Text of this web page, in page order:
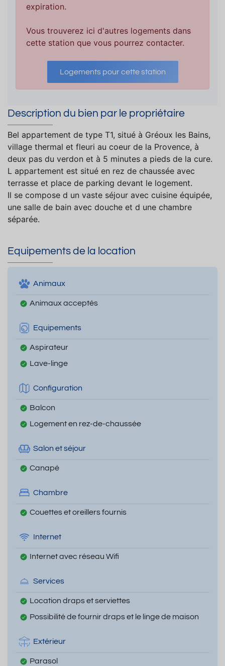
expiration.
Vous trouverez ici d'autres logements dans
cette station que vous pourrez contacter.
Logements pour cette station
Description du bien par le propriétaire
Bel appartement de type T1, situé à Gréoux les Bains,
village thermal et fleuri au coeur de la Provence, à
deux pas du verdon et à 5 minutes a pieds de la cure.
L appartement est situé en rez de chaussée avec
terrasse et place de parking devant le logement.
Il se compose d un vaste séjour avec cuisine équipée,
une salle de bain avec douche et d une chambre
séparée.
Equipements de la location
Animaux
Animaux acceptés
Equipements
Aspirateur
Lave-linge
Configuration
Balcon
Logement en rez-de-chaussée
Salon et séjour
Canapé
Chambre
Couettes et oreillers fournis
Internet
Internet avec réseau Wifi
Services
Location draps et serviettes
Possibilité de fournir draps et le linge de maison
Extérieur
Parasol